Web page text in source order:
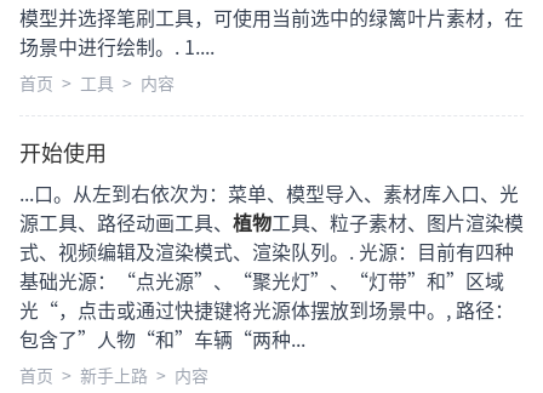
模型并选择笔刷工具，可使用当前选中的绿篱叶片素材，在
场景中进行绘制。. 1....
首页 > 工具 > 内容
开始使用
...口。从左到右依次为：菜单、模型导入、素材库入口、光
源工具、路径动画工具、 植物工具、粒子素材、图片渲染模
式、视频编辑及渲染模式、渲染队列。. 光源：目前有四种
基础光源：“点光源”、“聚光灯”、“灯带”和”区域
光“，点击或通过快捷键将光源体摆放到场景中。, 路径：
包含了”人物“和”车辆“两种...
首页 > 新手上路 > 内容